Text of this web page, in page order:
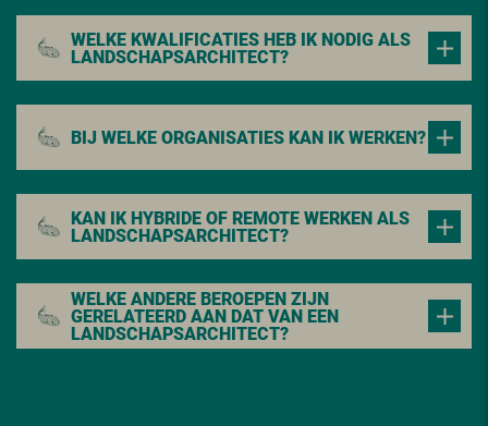
WELKE KWALIFICATIES HEB IK NODIG ALS
LANDSCHAPSARCHITECT?
BIJ WELKE ORGANISATIES KAN IK WERKEN?
KAN IK HYBRIDE OF REMOTE WERKEN ALS
LANDSCHAPSARCHITECT?
WELKE ANDERE BEROEPEN ZIJN
GERELATEERD AAN DAT VAN EEN
LANDSCHAPSARCHITECT?